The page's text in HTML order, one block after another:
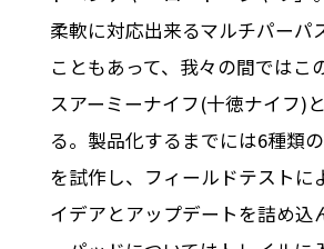
柔軟に対応出来るマルチパーパ
こともあって、我々の間ではこ
スアーミーナイフ(十徳ナイフ)
る。製品化するまでには6種類
を試作し、フィールドテストに
イデアとアップデートを詰め込